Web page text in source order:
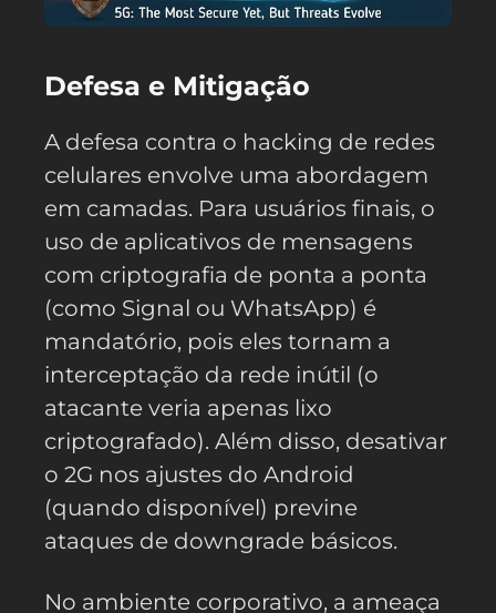
Defesa e Mitigação
A defesa contra o hacking de redes
celulares envolve uma abordagem
em camadas. Para usuários finais, o
uso de aplicativos de mensagens
com criptografia de ponta a ponta
(como Signal ou WhatsApp) é
mandatório, pois eles tornam a
interceptação da rede inútil (o
atacante veria apenas lixo
criptografado). Além disso, desativar
o 2G nos ajustes do Android
(quando disponível) previne
ataques de downgrade básicos.
No ambiente corporativo, a ameaça